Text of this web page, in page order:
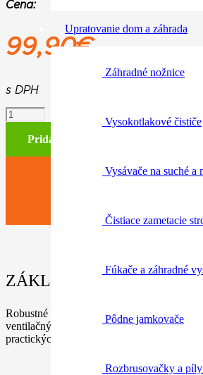
Upratovanie dom a záhrada
Záhradné nožnice
Vysokotlakové čističe
Vysávače na suché a
Čistiace zametacie
Fúkače a záhradné
Pôdne jamkovače
Rozbrusovačky a
Cena:
99,90€
s DPH
množstvo
FS
PROTECT,
S
Pridať do košíka
ZÁKLADNÉ
Robustné nohavice pre prácu s
ventilačný zip. Dostupné ďalšie
practických vreciek. Prateľné pri 60°C.